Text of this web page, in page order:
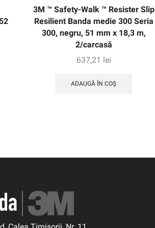
3M ™ Safety-Walk ™ Resister Slip
Resilient Banda medie 300 Seria
300, negru, 51 mm x 18,3 m,
2/carcasă
637,21 lei
ADAUGĂ ÎN COȘ